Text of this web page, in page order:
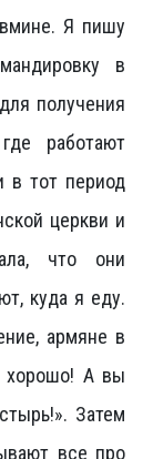
Я пишу
в
получения
работают
в тот период
церкви и
что они
куда я еду.
армяне в
хорошо! А вы
Затем
все про